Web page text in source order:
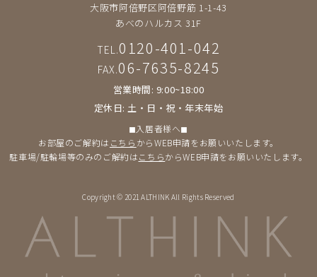
大阪市阿倍野区阿倍野筋 1-1-43
あべのハルカス 31F
TEL.0120-401-042
FAX.06-7635-8245
営業時間: 9:00~18:00
定休日: 土・日・祝・年末年始
◼︎入居者様へ◼︎
お部屋のご解約は こちら からWEB申請をお願いいたします。
駐車場/駐輪場等のみのご解約はこちらからWEB申請をお願いいたします。
Copyright © 2021 ALTHINK All Rights Reserved